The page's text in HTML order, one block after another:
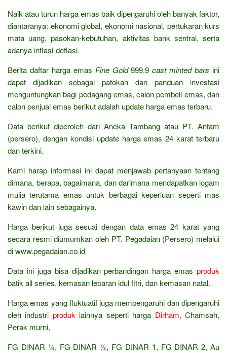
Naik atau turun harga emas baik dipengaruhi oleh banyak faktor,
diantaranya: ekonomi global, ekonomi nasional, pertukaran kurs
mata uang, pasokan-kebutuhan, aktivitas bank sentral, serta
adanya inflasi-deflasi.
Berita daftar harga emas Fine Gold999.9cast minted barsini
dapat dijadikan sebagai patokan dan panduan investasi
menguntungkan bagi pedagang emas, calon pembeli emas, dan
calon penjual emas berikut adalah update harga emas terbaru.
Data berikut diperoleh dari Aneka Tambang atau PT. Antam
(persero), dengan kondisi update harga emas 24 karat terbaru
dan terkini.
Kami harap informasi ini dapat menjawab pertanyaan tentang
dimana, berapa, bagaimana, dan darimana mendapatkan logam
mulia terutama emas untuk berbagai keperluan seperti mas
kawin dan lain sebagainya.
Harga berikut juga sesuai dengan data emas 24 karat yang
secara resmi diumumkan oleh PT. Pegadaian (Persero) melalui
di www.pegadaian.co.id
Data ini juga bisa dijadikan perbandingan harga emas produk
batik all series, kemasan lebaran idul fitri, dan kemasan natal.
Harga emas yang fluktuatif juga mempengaruhi dan dipengaruhi
oleh industri produklainnya seperti harga Dirham, Chamsah,
Perak murni,
FG DINAR ¼, FG DINAR ½, FG DINAR 1, FG DINAR 2, Au